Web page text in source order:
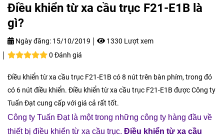
Điều khiển từ xa cầu trục F21-E1B là
gì?
Ngày đăng: 15/10/2019
1330 Lượt xem
0 Đánh giá
Điều khiển từ xa cầu trục F21-E1B có 8 nút trên bàn phím, trong đó
có 6 nút điều khiển. Điều khiển từ xa cầu trục F21-E1B được Công ty
Tuấn Đạt cung cấp với giá cả rất tốt.
Công ty Tuấn Đạt là một trong những công ty hàng đầu về
thiết bị điều khiển từ xa cầu trục. Điều khiển từ xa cầu